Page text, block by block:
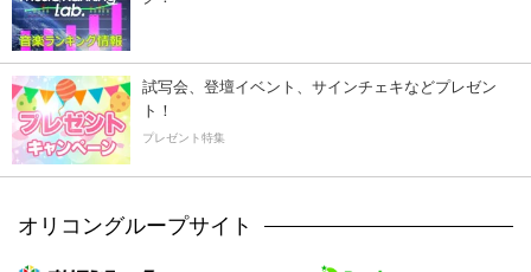
試写会、登壇イベント、サインチェキなどプレゼン
ト！
プレゼント特集
オリコングループサイト